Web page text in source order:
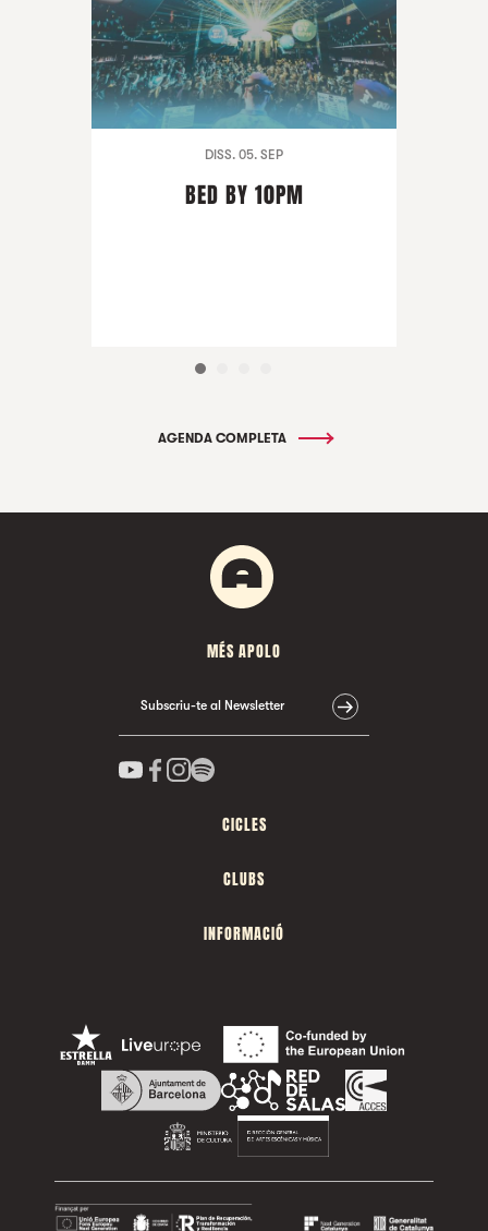
DISS. 05. SEP
BED BY 10PM
AGENDA COMPLETA
MÉS APOLO
Subscriu-te al Newsletter
CICLES
CLUBS
INFORMACIÓ